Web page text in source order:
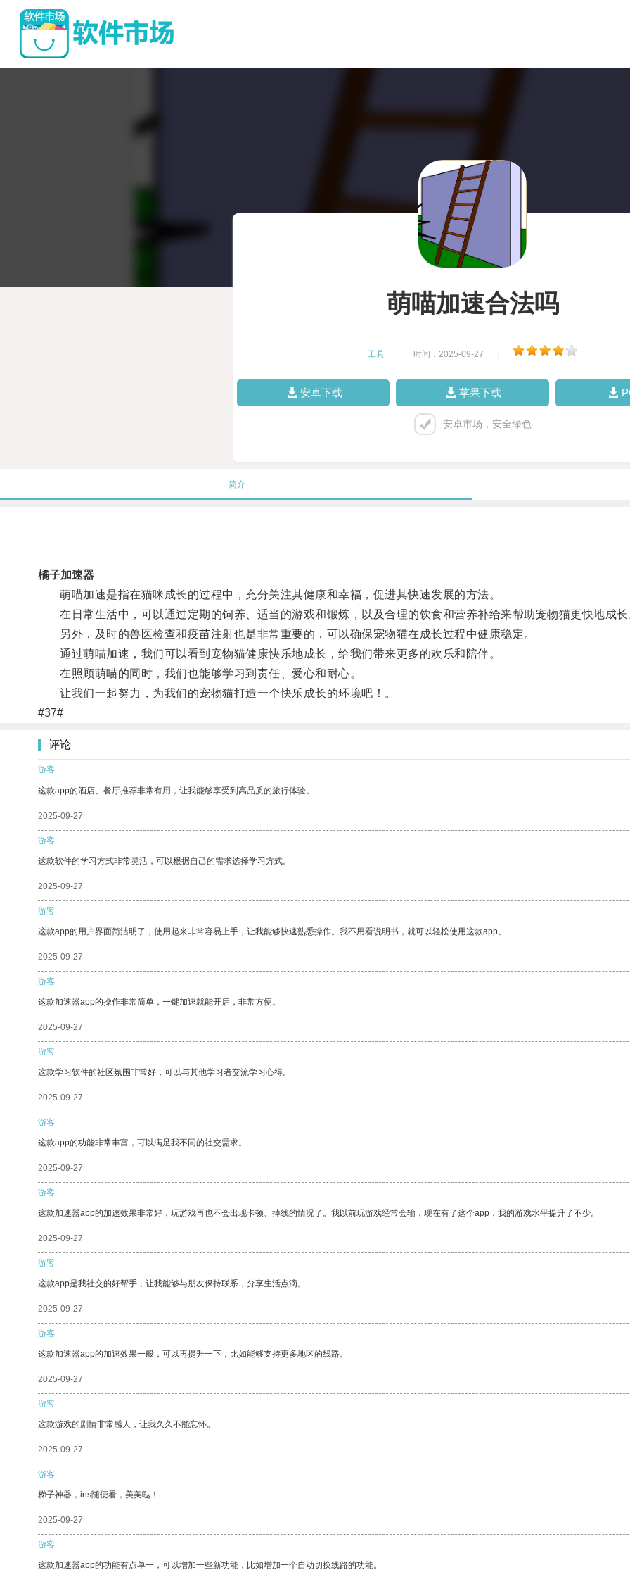
萌喵加速合法吗
工具 时间：2025-09-27
安卓下载 苹果下载
安卓市场，安全绿色
简介
橘子加速器
萌喵加速是指在猫咪成长的过程中，充分关注其健康和幸福，促进其快速发展的方法。
在日常生活中，可以通过定期的饲养、适当的游戏和锻炼，以及合理的饮食和营养补给来帮助宠物猫更快地成长
另外，及时的兽医检查和疫苗注射也是非常重要的，可以确保宠物猫在成长过程中健康稳定。
通过萌喵加速，我们可以看到宠物猫健康快乐地成长，给我们带来更多的欢乐和陪伴。
在照顾萌喵的同时，我们也能够学习到责任、爱心和耐心。
让我们一起努力，为我们的宠物猫打造一个快乐成长的环境吧！。
#37#
评论
游客
这款app的酒店、餐厅推荐非常有用，让我能够享受到高品质的旅行体验。
2025-09-27
游客
这款软件的学习方式非常灵活，可以根据自己的需求选择学习方式。
2025-09-27
游客
这款app的用户界面简洁明了，使用起来非常容易上手，让我能够快速熟悉操作。我不用看说明书，就可以轻松使用这款app。
2025-09-27
游客
这款加速器app的操作非常简单，一键加速就能开启，非常方便。
2025-09-27
游客
这款学习软件的社区氛围非常好，可以与其他学习者交流学习心得。
2025-09-27
游客
这款app的功能非常丰富，可以满足我不同的社交需求。
2025-09-27
游客
这款加速器app的加速效果非常好，玩游戏再也不会出现卡顿、掉线的情况了。我以前玩游戏经常会输，现在有了这个app，我的游戏水平提升了不少。
2025-09-27
游客
这款app是我社交的好帮手，让我能够与朋友保持联系，分享生活点滴。
2025-09-27
游客
这款加速器app的加速效果一般，可以再提升一下，比如能够支持更多地区的线路。
2025-09-27
游客
这款游戏的剧情非常感人，让我久久不能忘怀。
2025-09-27
游客
梯子神器，ins随便看，美美哒！
2025-09-27
游客
这款加速器app的功能有点单一，可以增加一些新功能，比如增加一个自动切换线路的功能。